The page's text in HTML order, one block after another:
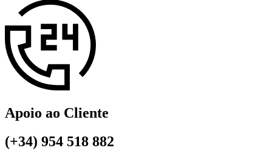
Apoio ao Cliente
(+34) 954 518 882